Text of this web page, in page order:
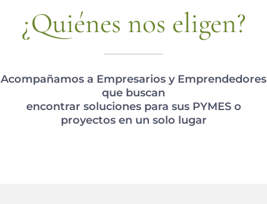
¿Quiénes nos eligen?
Acompañamos a Empresarios y Emprendedores
que buscan
encontrar soluciones para sus PYMES o
proyectos en un solo lugar